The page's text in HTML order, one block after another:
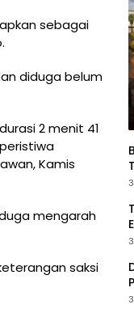
sebagai
diduga belum
2 menit 41
Kamis
mengarah
saksi